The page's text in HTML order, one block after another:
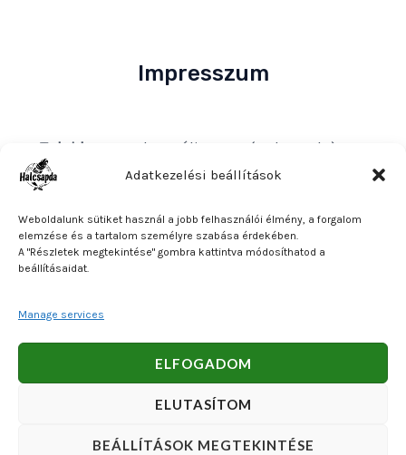
Adatkezelési beállítások
Weboldalunk sütiket használ a jobb felhasználói élmény, a forgalom
elemzése és a tartalom személyre szabása érdekében.
A "Részletek megtekintése" gombra kattintva módosíthatod a
beállításaidat.
Manage services
ELFOGADOM
ELUTASÍTOM
BEÁLLÍTÁSOK MEGTEKINTÉSE
Impresszum
Tulajdonos
: Bakos Bálint E. V. (Halcsapda)
Székhely és postacím: 2890 Tata, Nyárfa u. 7.
Közösségi adószám: HU90921379
Bankszámlaszám: OTP Bank 11740047-27102600
by Bakos Bálint E. V. (Halcsapda).